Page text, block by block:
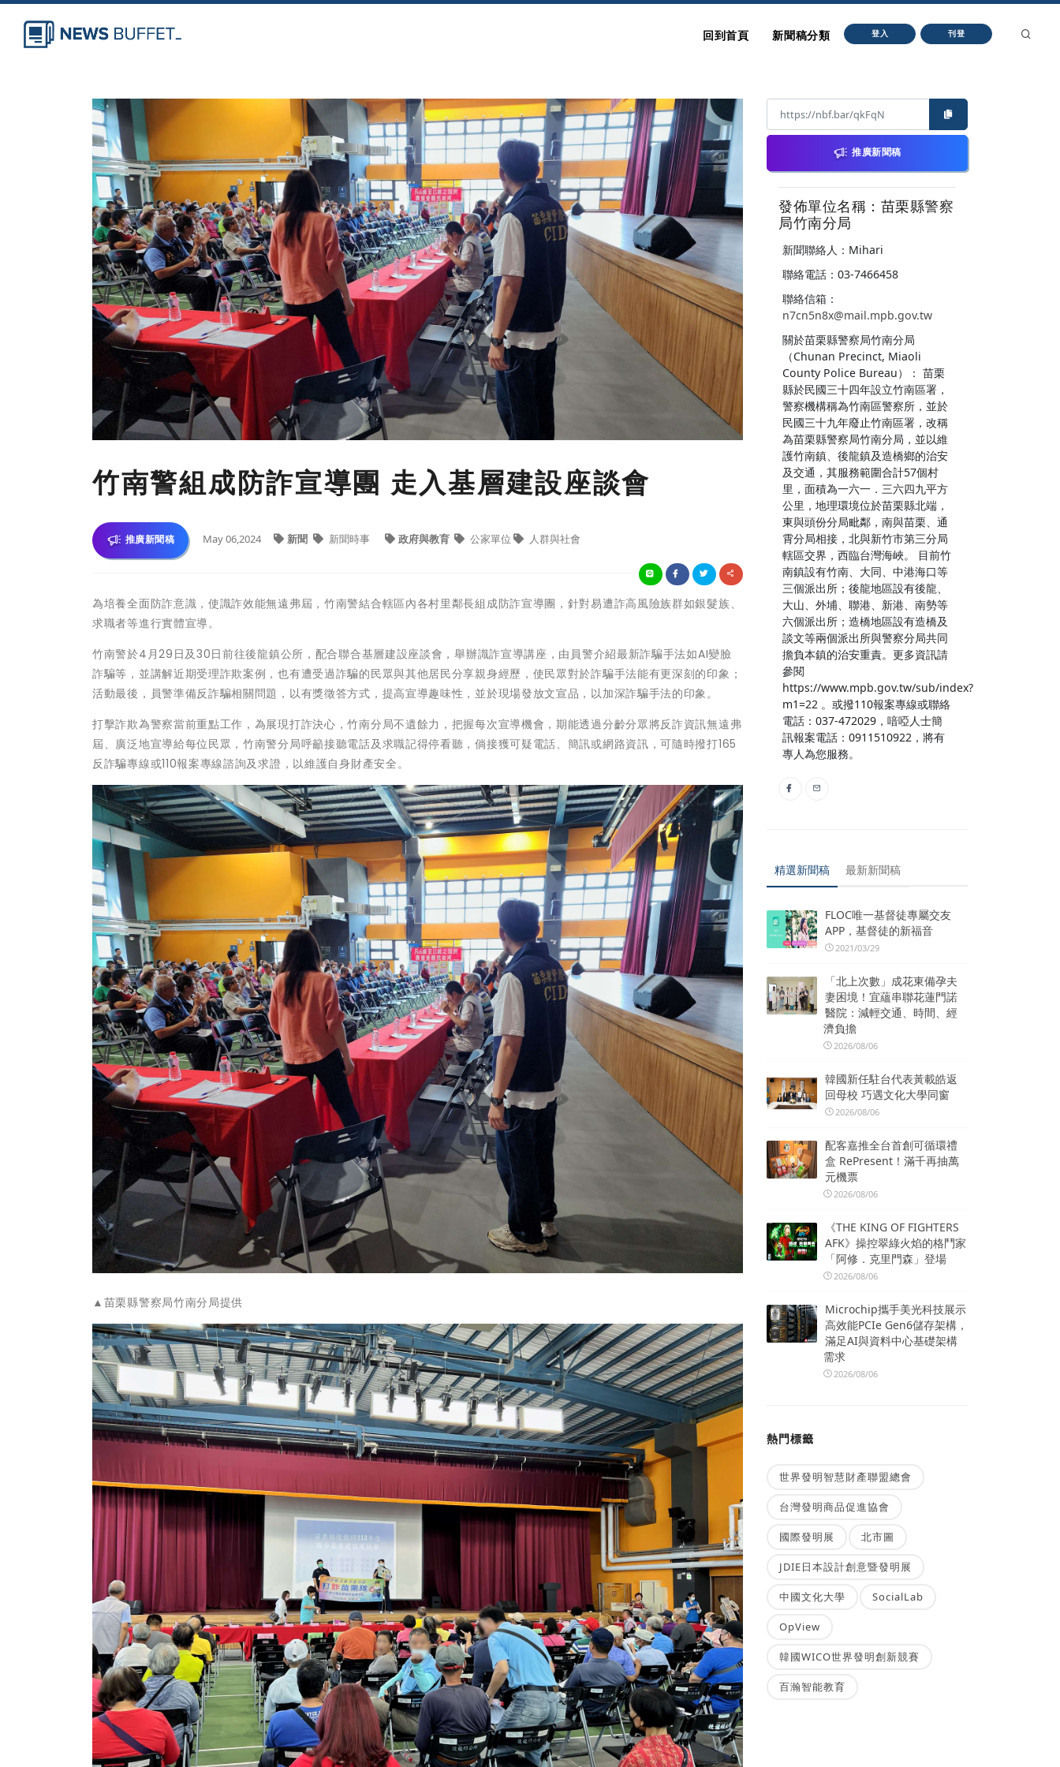
回到首頁 新聞稿分類 登入 刊登
竹南警組成防詐宣導團 走入基層建設座談會
推廣新聞稿 May 06,2024 新聞 新聞時事 政府與教育 公家單位 人群與社會
為培養全面防詐意識，使識詐效能無遠弗屆，竹南警結合轄區內各村里鄰長組成防詐宣導團，針對易遭詐高風險族群如銀髮族、
求職者等進行實體宣導。
竹南警於4月29日及30日前往後龍鎮公所，配合聯合基層建設座談會，舉辦識詐宣導講座，由員警介紹最新詐騙手法如AI變臉
詐騙等，並講解近期受理詐欺案例，也有遭受過詐騙的民眾與其他居民分享親身經歷，使民眾對於詐騙手法能有更深刻的印象；
活動最後，員警準備反詐騙相關問題，以有獎徵答方式，提高宣導趣味性，並於現場發放文宣品，以加深詐騙手法的印象。
打擊詐欺為警察當前重點工作，為展現打詐決心，竹南分局不遺餘力，把握每次宣導機會，期能透過分齡分眾將反詐資訊無遠弗
屆、廣泛地宣導給每位民眾，竹南警分局呼籲接聽電話及求職記得停看聽，倘接獲可疑電話、簡訊或網路資訊，可隨時撥打165
反詐騙專線或110報案專線諮詢及求證，以維護自身財產安全。
▲苗栗縣警察局竹南分局提供
推廣新聞稿
發佈單位名稱：苗栗縣警察
局竹南分局
新聞聯絡人：Mihari
聯絡電話：03-7466458
聯絡信箱：
n7cn5n8x@mail.mpb.gov.tw
關於苗栗縣警察局竹南分局
（Chunan Precinct, Miaoli
County Police Bureau）： 苗栗
縣於民國三十四年設立竹南區署，
警察機構稱為竹南區警察所，並於
民國三十九年廢止竹南區署，改稱
為苗栗縣警察局竹南分局，並以維
護竹南鎮、後龍鎮及造橋鄉的治安
及交通，其服務範圍合計57個村
里，面積為一六一．三六四九平方
公里，地理環境位於苗栗縣北端，
東與頭份分局毗鄰，南與苗栗、通
霄分局相接，北與新竹市第三分局
轄區交界，西臨台灣海峽。 目前竹
南鎮設有竹南、大同、中港海口等
三個派出所；後龍地區設有後龍、
大山、外埔、聯港、新港、南勢等
六個派出所；造橋地區設有造橋及
談文等兩個派出所與警察分局共同
擔負本鎮的治安重責。更多資訊請
參閱
https://www.mpb.gov.tw/sub/index?
m1=22 。或撥110報案專線或聯絡
電話：037-472029，喑啞人士簡
訊報案電話：0911510922，將有
專人為您服務。
精選新聞稿 最新新聞稿
FLOC唯一基督徒專屬交友
APP，基督徒的新福音
2021/03/29
「北上次數」成花東備孕夫
妻困境！宜蘊串聯花蓮門諾
醫院：減輕交通、時間、經
濟負擔
2026/08/06
韓國新任駐台代表黃載皓返
回母校 巧遇文化大學同窗
2026/08/06
配客嘉推全台首創可循環禮
盒 RePresent！滿千再抽萬
元機票
2026/08/06
《THE KING OF FIGHTERS
AFK》操控翠綠火焰的格鬥家
「阿修．克里門森」登場
2026/08/06
Microchip攜手美光科技展示
高效能PCIe Gen6儲存架構，
滿足AI與資料中心基礎架構
需求
2026/08/06
熱門標籤
世界發明智慧財產聯盟總會
台灣發明商品促進協會
國際發明展 北市圖
JDIE日本設計創意暨發明展
中國文化大學 SocialLab
OpView
韓國WICO世界發明創新競賽
百瀚智能教育